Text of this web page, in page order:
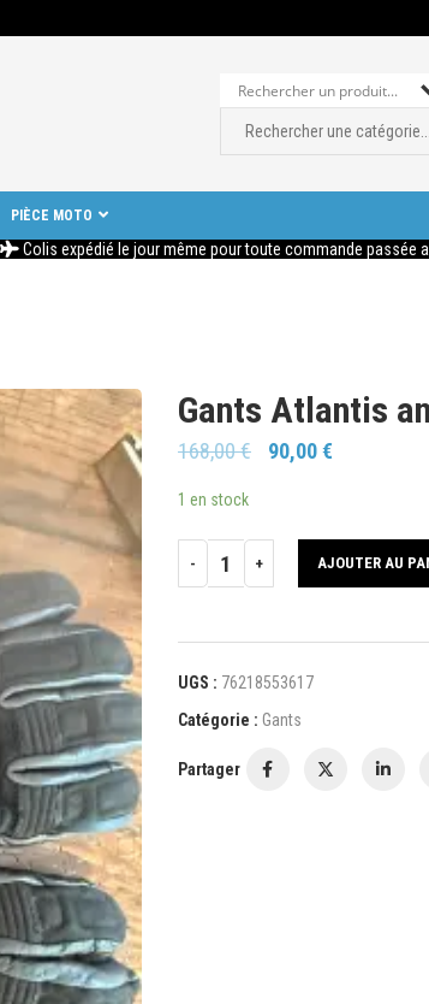
PIÈCE MOTO
Colis expédié le jour même pour toute commande passée
Gants Atlantis
168,00€ 90,00€
1 en stock
AJOUTER AU
UGS : 76218553617
Catégorie : Gants
Partager